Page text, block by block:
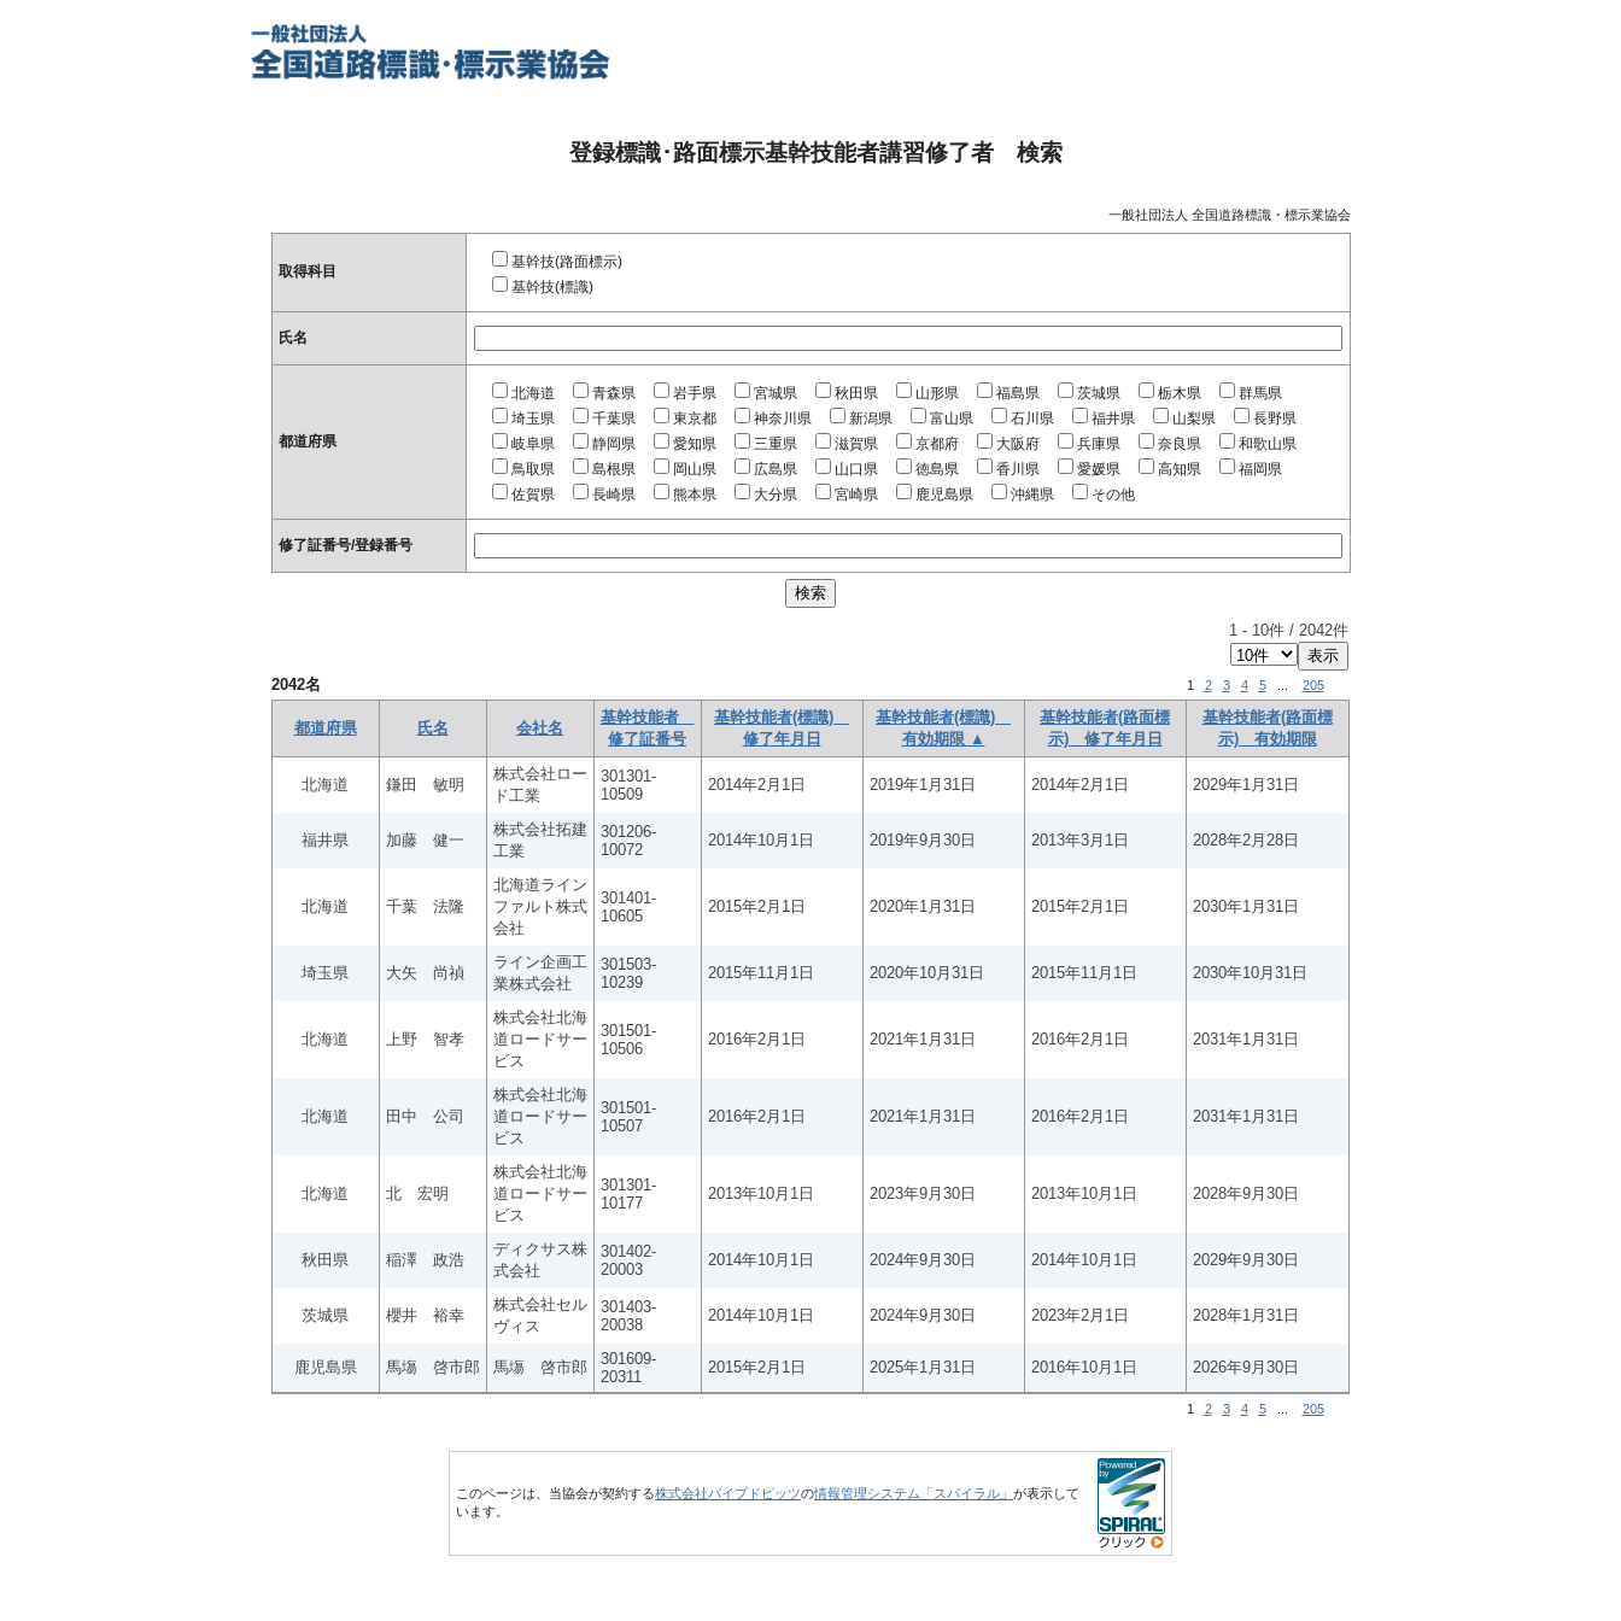
登録標識･路面標示基幹技能者講習修了者 検索
一般社団法人 全国道路標識・標示業協会
取得科目
基幹技(路面標示)
基幹技(標識)
氏名
都道府県
北海道 青森県 岩手県 宮城県 秋田県 山形県 福島県 茨城県 栃木県
群馬県
埼玉県
千葉県 東京都 神奈川県 新潟県 富山県 石川県 福井県 山梨県
長野県
岐阜県
静岡県 愛知県 三重県 滋賀県 京都府 大阪府 兵庫県 奈良県
和歌山県
鳥取県
島根県 岡山県 広島県 山口県 徳島県 香川県 愛媛県 高知県
福岡県
佐賀県
長崎県 熊本県 大分県 宮崎県 鹿児島県 沖縄県 その他
修了証番号/登録番号
1- 10件 / 2042件
2042名 1 2 3 4 5 205
都道府県 氏名 会社名
基幹技能者
修了証番号
基幹技能者(標識)
修了年月日
基幹技能者(標識)
有効期限 ▲
基幹技能者(路面標
示) 修了年月日
基幹技能者(路面標
示) 有効期限
北海道 鎌田 敏明
株式会社ロー
ド工業
301301-
10509
2014年2月1日 2019年1月31日 2014年2月1日 2029年1月31日
福井県 加藤 健一
株式会社拓建
工業
301206-
10072
2014年10月1日 2019年9月30日 2013年3月1日 2028年2月28日
北海道 千葉 法隆
北海道ライン
ファルト株式
会社
301401-
10605
2015年2月1日 2020年1月31日 2015年2月1日 2030年1月31日
埼玉県 大矢 尚禎
ライン企画工
業株式会社
301503-
10239
2015年11月1日 2020年10月31日 2015年11月1日 2030年10月31日
北海道 上野 智孝
株式会社北海
道ロードサー
ビス
301501-
10506
2016年2月1日 2021年1月31日 2016年2月1日 2031年1月31日
北海道 田中 公司
株式会社北海
道ロードサー
ビス
301501-
10507
2016年2月1日 2021年1月31日 2016年2月1日 2031年1月31日
北海道 北 宏明
株式会社北海
道ロードサー
ビス
301301-
10177
2013年10月1日 2023年9月30日 2013年10月1日 2028年9月30日
秋田県 稲澤 政浩
ディクサス株
式会社
301402-
20003
2014年10月1日 2024年9月30日 2014年10月1日 2029年9月30日
茨城県 櫻井 裕幸
株式会社セル
ヴィス
301403-
20038
2014年10月1日 2024年9月30日 2023年2月1日 2028年1月31日
鹿児島県 馬塲 啓市郎 馬塲 啓市郎
301609-
20311
2015年2月1日 2025年1月31日 2016年10月1日 2026年9月30日
1 2 3 4 5 205
このページは、当協会が契約する株式会社パイプドビッツの情報管理システム「スパイラル」 が表示して
います。